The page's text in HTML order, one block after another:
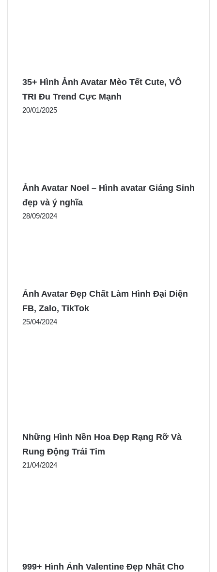
35+ Hình Ảnh Avatar Mèo Tết Cute, VÔ
TRI Đu Trend Cực Mạnh
20/01/2025
Ảnh Avatar Noel – Hình avatar Giáng Sinh
đẹp và ý nghĩa
28/09/2024
Ảnh Avatar Đẹp Chất Làm Hình Đại Diện
FB, Zalo, TikTok
25/04/2024
Những Hình Nền Hoa Đẹp Rạng Rỡ Và
Rung Động Trái Tim
21/04/2024
999+ Hình Ảnh Valentine Đẹp Nhất Cho